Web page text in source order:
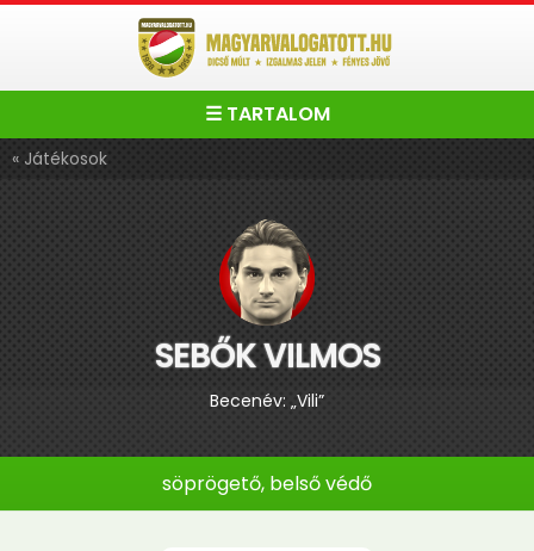
☰ TARTALOM
« Játékosok
SEBŐK VILMOS
Becenév: „Vili”
söprögető, belső védő